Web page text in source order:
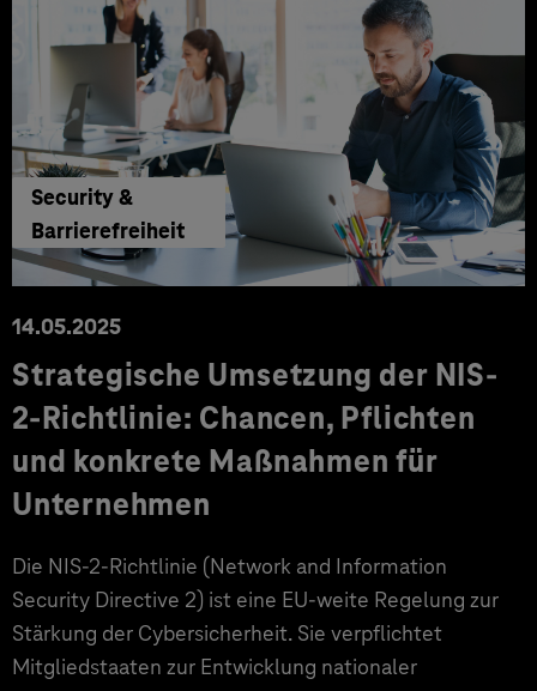
Security &
Barrierefreiheit
14.05.2025
Strategische Umsetzung der NIS-
2-Richtlinie: Chancen, Pflichten
und konkrete Maßnahmen für
Unternehmen
Die NIS-2-Richtlinie (Network and Information
Security Directive 2) ist eine EU-weite Regelung zur
Stärkung der Cybersicherheit. Sie verpflichtet
Mitgliedstaaten zur Entwicklung nationaler